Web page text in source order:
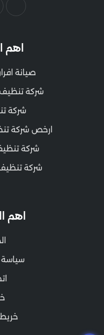
اهم
صيانة
شركة
شركة
ارخص شركة
شركة
شركة
اهم